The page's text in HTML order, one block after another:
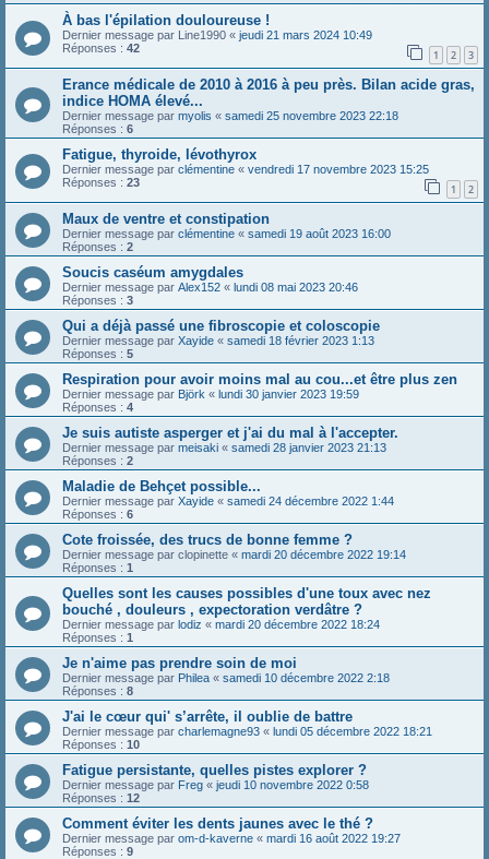
À bas l'épilation douloureuse !
Dernier message par Line1990 « jeudi 21 mars 2024 10:49
Réponses : 42 1 2 3
Erance médicale de 2010 à 2016 à peu près. Bilan acide gras,
indice HOMA élevé...
Dernier message par myolis « samedi 25 novembre 2023 22:18
Réponses : 6
Fatigue, thyroide, lévothyrox
Dernier message par clémentine « vendredi 17 novembre 2023 15:25
Réponses : 23 1 2
Maux de ventre et constipation
Dernier message par clémentine « samedi 19 août 2023 16:00
Réponses : 2
Soucis caséum amygdales
Dernier message par Alex152 « lundi 08 mai 2023 20:46
Réponses : 3
Qui a déjà passé une fibroscopie et coloscopie
Dernier message par Xayide « samedi 18 février 2023 1:13
Réponses : 5
Respiration pour avoir moins mal au cou...et être plus zen
Dernier message par Björk « lundi 30 janvier 2023 19:59
Réponses : 4
Je suis autiste asperger et j'ai du mal à l'accepter.
Dernier message par meisaki « samedi 28 janvier 2023 21:13
Réponses : 2
Maladie de Behçet possible...
Dernier message par Xayide « samedi 24 décembre 2022 1:44
Réponses : 6
Cote froissée, des trucs de bonne femme ?
Dernier message par clopinette « mardi 20 décembre 2022 19:14
Réponses : 1
Quelles sont les causes possibles d'une toux avec nez
bouché , douleurs , expectoration verdâtre ?
Dernier message par lodiz « mardi 20 décembre 2022 18:24
Réponses : 1
Je n'aime pas prendre soin de moi
Dernier message par Philea « samedi 10 décembre 2022 2:18
Réponses : 8
J'ai le cœur qui' s’arrête, il oublie de battre
Dernier message par charlemagne93 « lundi 05 décembre 2022 18:21
Réponses : 10
Fatigue persistante, quelles pistes explorer ?
Dernier message par Freg « jeudi 10 novembre 2022 0:58
Réponses : 12
Comment éviter les dents jaunes avec le thé ?
Dernier message par om-d-kaverne « mardi 16 août 2022 19:27
Réponses : 9